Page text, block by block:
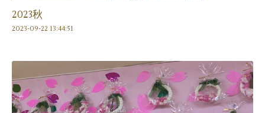
2023秋
2023-09-22 13:44:51